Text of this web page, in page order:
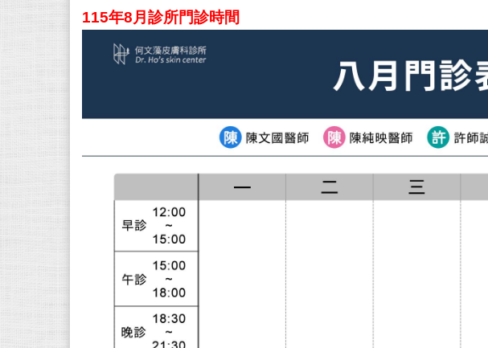
115年8月 診所門診時間